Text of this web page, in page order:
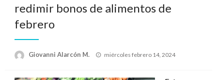
redimir bonos de alimentos de
febrero
Giovanni Alarcón M.
Publicado
miércoles febrero 14, 2024